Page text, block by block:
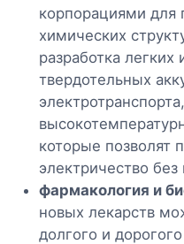
корпорациями для
химических
разработка легких
твердотельных
которые позволят
электричество без
фармакология и
новых лекарств
долгого и